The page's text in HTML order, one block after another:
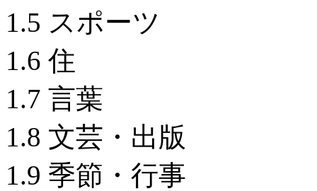
1.5 スポーツ
1.6 住
1.7 言葉
1.8 文芸・出版
1.9 季節・行事